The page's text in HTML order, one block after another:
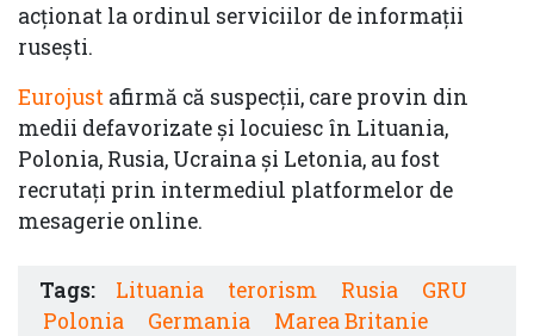
acționat la ordinul serviciilor de informații
rusești.
Eurojust afirmă că suspecții, care provin din
medii defavorizate și locuiesc în Lituania,
Polonia, Rusia, Ucraina și Letonia, au fost
recrutați prin intermediul platformelor de
mesagerie online.
Tags: Lituania terorism Rusia
GRU
Polonia
Germania
Marea Britanie